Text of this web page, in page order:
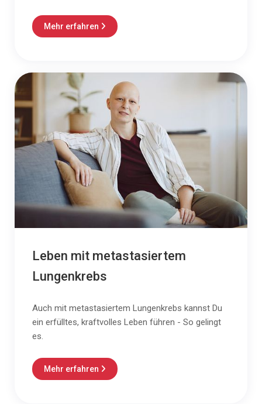
Mehr erfahren 
Leben mit metastasiertem
Lungenkrebs
Auch mit metastasiertem Lungenkrebs kannst Du
ein erfülltes, kraftvolles Leben führen - So gelingt
es.
Mehr erfahren 